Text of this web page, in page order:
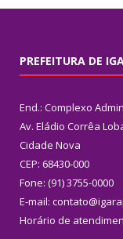
PREFEITURA DE
End.: Complexo
Av. Eládio Corrêa
Cidade Nova
CEP: 68430-000
Fone: (91) 3755-0000
E-mail:
Horário de